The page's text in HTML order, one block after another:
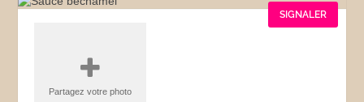
SIGNALER
Partagez votre photo